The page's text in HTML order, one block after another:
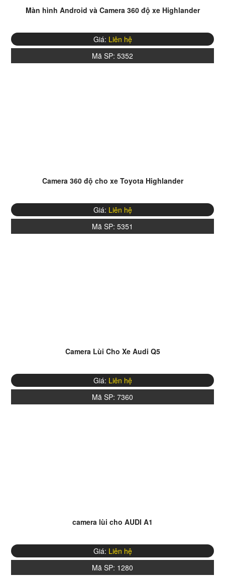
Màn hình Android và Camera 360 độ xe Highlander
Giá: Liên hệ
Mã SP: 5352
Camera 360 độ cho xe Toyota Highlander
Giá: Liên hệ
Mã SP: 5351
Camera Lùi Cho Xe Audi Q5
Giá: Liên hệ
Mã SP: 7360
camera lùi cho AUDI A1
Giá: Liên hệ
Mã SP: 1280